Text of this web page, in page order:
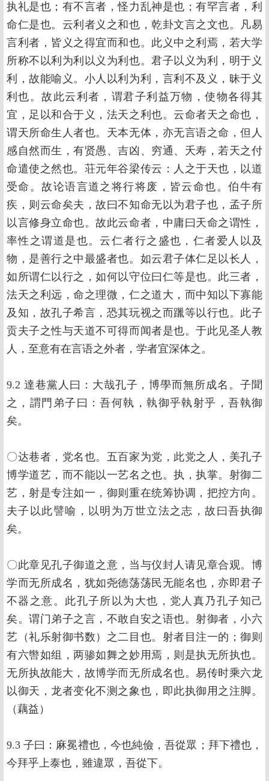
执礼是也；有不言者，怪力乱神是也；有罕言者，利
命仁是也。云利者义之和也，乾卦文言之文也。凡易
言利者，皆义之得宜而和也。此义中之利焉，若大学
所称不以利为利以义为利也。君子以义为利，明于义
利，故能喻义。小人以利为利，言利不及义，昧于义
利也。故此云利者，谓君子利益万物，使物各得其
宜，足以和合于义，法天之利也。云命者天之命也，
谓天所命生人者也。天本无体，亦无言语之命，但人
感自然而生，有贤愚、吉凶、穷通、夭寿，若天之付
命遣使之然也。荘元年谷梁传云：人之于天也，以道
受命。故论语言道之将行将废，皆云命也。伯牛有
疾，则云命矣夫，故曰不知命无以为君子也，孟子所
以言修身立命也。故此云命者，中庸曰天命之谓性，
率性之谓道是也。云仁者行之盛也，仁者爱人以及
物，是善行之中最盛者也。如云君子体仁足以长人，
如所谓仁以行之，如何以守位曰仁等是也。此三者，
法天之利远，命之理微，仁之道大，而中知以下寡能
及知，故孔子希言，恐其玩视之而躐等以行也。此子
贡夫子之性与天道不可得而闻者是也。于此见圣人教
人，至意有在言语之外者，学者宜深体之。
9.2 達巷黨人曰：大哉孔子，博學而無所成名。子聞
之，謂門弟子曰：吾何執，執御乎執射乎，吾執御
矣。
〇达巷者，党名也。五百家为党，此党之人，美孔子
博学道艺，而不能以一艺名之也。执，执掌。射御二
艺，射是专注如一，御则重在统筹协调，把控方向。
夫子以此譬喻，以明为万世立法之志，故曰吾执御
矣。
〇此章见孔子御道之意，当与仪封人请见章合观。博
学而无所成名，犹如尧德荡荡民无能名也，亦即君子
不器之意。此孔子所以为大也，党人真乃孔子知己
矣。谓门弟子之言，不敢自安之语也。射御者，小六
艺（礼乐射御书数）之二目也。射者目注一的；御则
有六辔如组，两骖如舞之妙用焉，则是执无所执也。
无所执故能大，故博学而无所成名也。易传时乘六龙
以御天，龙者变化不测之象也，即此执御用之注脚。
（藕益）
9.3 子曰：麻冕禮也，今也純儉，吾從眾；拜下禮也，
今拜乎上泰也，雖違眾，吾從下。